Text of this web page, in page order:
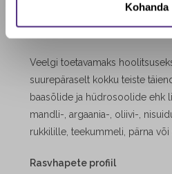
Kohanda
jättes selle enne pesu
mitme tunnini.
Veelgi toetavamaks
suurepäraselt kokku teiste
baasõlide ja hüdrosoolide ehk
mandli-, argaania-, oliivi-,
rukkilille, teekummeli, pärna
Rasvhapete profiil